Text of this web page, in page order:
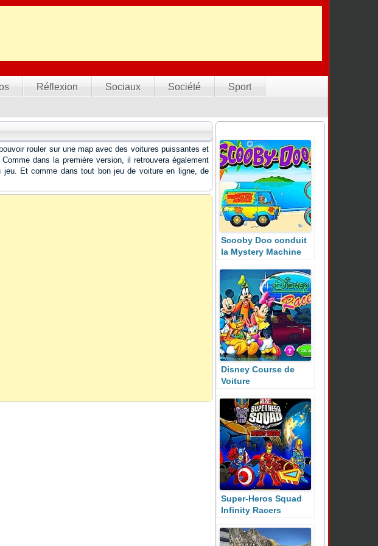
Réflexion Sociaux Société
Sport
rouler sur une map avec des voitures puissantes et
dans la première version, il retrouvera également
Et comme dans tout bon jeu de voiture en ligne, de
Scooby Doo conduit
la Mystery Machine
Disney Course de
Voiture
Super-Heros Squad
Infinity Racers